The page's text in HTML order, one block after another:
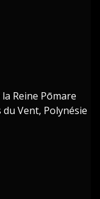
Reine Pōmare
du Vent, Polynésie